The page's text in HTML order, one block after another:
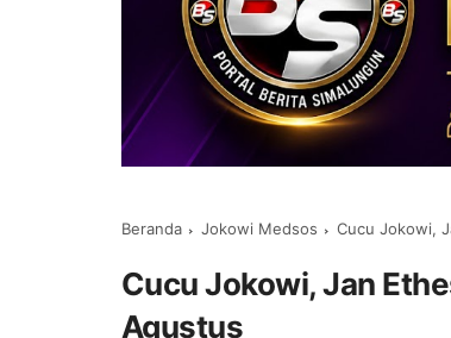
Beranda Jokowi Medsos Cucu Jokowi,
Cucu Jokowi, Jan
Agustus